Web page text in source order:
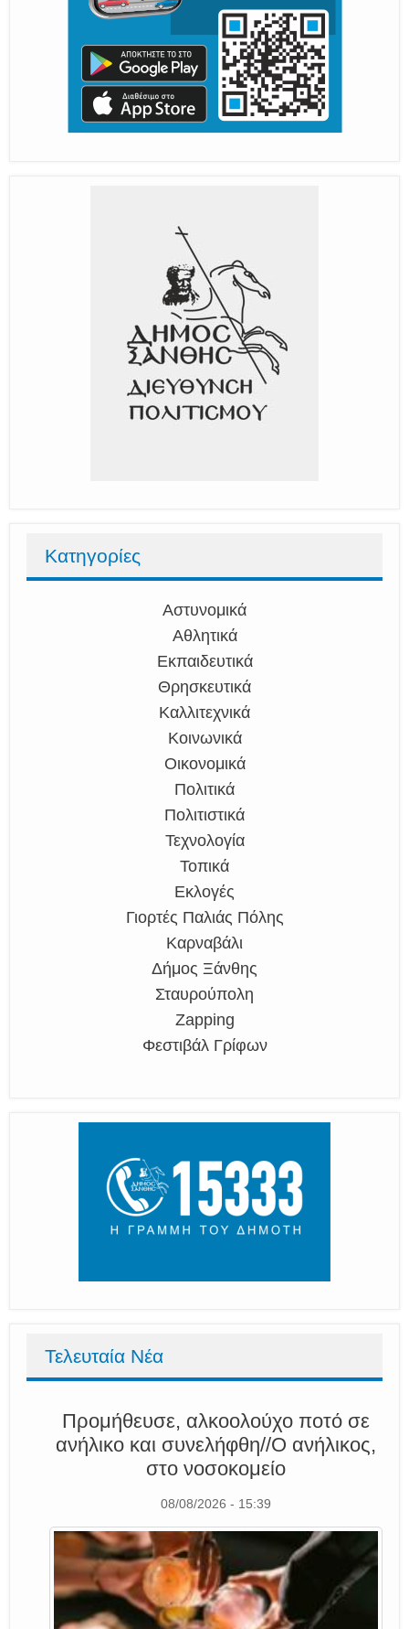
Κατηγορίες
Αστυνομικά
Αθλητικά
Εκπαιδευτικά
Θρησκευτικά
Καλλιτεχνικά
Κοινωνικά
Οικονομικά
Πολιτικά
Πολιτιστικά
Τεχνολογία
Τοπικά
Εκλογές
Γιορτές Παλιάς Πόλης
Καρναβάλι
Δήμος Ξάνθης
Σταυρούπολη
Zapping
Φεστιβάλ Γρίφων
Τελευταία Νέα
Προμήθευσε, αλκοολούχο ποτό σε
ανήλικο και συνελήφθη//Ο ανήλικος,
στο νοσοκομείο
08/08/2026 - 15:39